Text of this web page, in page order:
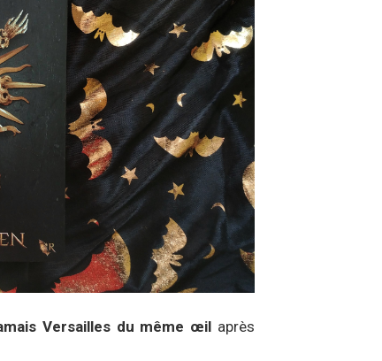
Versailles du même œilaprès